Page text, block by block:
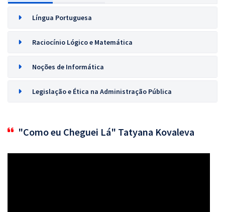
Língua Portuguesa
Raciocínio Lógico e Matemática
Noções de Informática
Legislação e Ética na Administração Pública
"Como eu Cheguei Lá" Tatyana Kovaleva